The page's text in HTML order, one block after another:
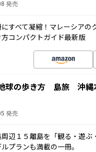
発売
にすべて凝縮！マレーシア
コンパクトガイド最新版
球の歩き方 島旅 沖縄
発売
辺１５離島を「観る・遊
プランも満載の一冊。